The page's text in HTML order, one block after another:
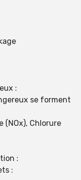
:
se forment
(NOx), Chlorure
:
: